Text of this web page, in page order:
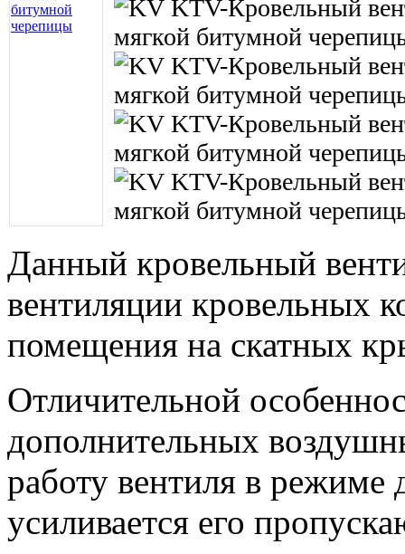
Данный кровельный
вентиляции кровельных
помещения на скатных
Отличительной
дополнительных
работу вентиля в режиме
усиливается его